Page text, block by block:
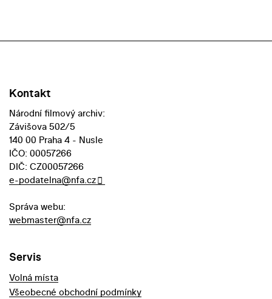
Kontakt
Národní filmový archiv:
Závišova 502/5
140 00 Praha 4 - Nusle
IČO: 00057266
DIČ: CZ00057266
e-podatelna@nfa.cz
Správa webu:
webmaster@nfa.cz
Servis
Volná místa
Všeobecné obchodní podmínky